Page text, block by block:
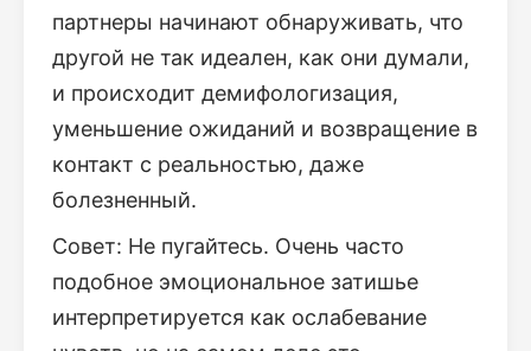
партнеры начинают обнаруживать, что
другой не так идеален, как они думали,
и происходит демифологизация,
уменьшение ожиданий и возвращение в
контакт с реальностью, даже
болезненный.
Совет: Не пугайтесь. Очень часто
подобное эмоциональное затишье
интерпретируется как ослабевание